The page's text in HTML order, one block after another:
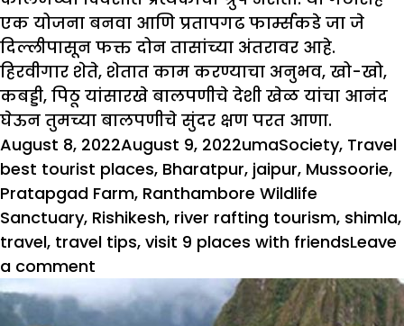
एक योजना बनवा आणि प्रतापगढ फार्म्सकडे जा जे
दिल्लीपासून फक्त दोन तासांच्या अंतरावर आहे.
हिरवीगार शेते, शेतात काम करण्याचा अनुभव, खो-खो,
कबड्डी, पिठू यांसारखे बालपणीचे देशी खेळ यांचा आनंद
घेऊन तुमच्या बालपणीचे सुंदर क्षण परत आणा.
Posted
on
August 8, 2022August 9, 2022Author
umaCategories
Society, Travel
best tourist places, Bharatpur, jaipur, Mussoorie,
Pratapgad Farm, Ranthambore Wildlife
Sanctuary, Rishikesh, river rafting tourism, shimla,
travel, travel tips, visit 9 places with friendsLeave
a comment
मित्रांसोबत
या